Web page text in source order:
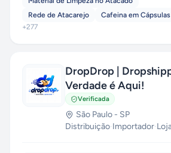
Rede de Atacarejo
Cafeina em Cápsulas
+277
DropDrop |
Verdade é Aqui!
Verificada
São Paulo - SP
Distribuição·Importador·